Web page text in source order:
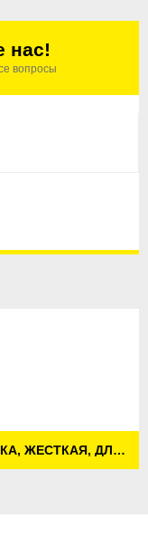
нас!
вопросы
ОСТАВИТЬ ОТЗЫВ О БОКОВАЯ ЩЕТКА, ЖЕСТКАЯ, ДЛЯ MC 50